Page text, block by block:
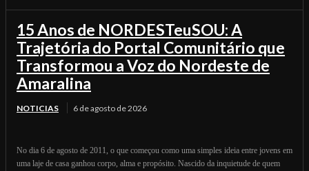
15 Anos de NORDESTeuSOU: A
Trajetória do Portal Comunitário que
Transformou a Voz do Nordeste de
Amaralina
NOTICIAS 6 de agosto de 2026
No dia 6 de agosto de 2011, o que começou como uma simples ideia entre jovens em
uma laje de casa ganhou corpo, alma e propósito. Nascido da inquietude de quem